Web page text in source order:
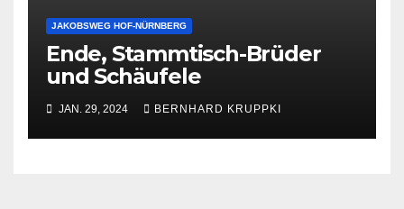
JAKOBSWEG HOF-NÜRNBERG
Ende, Stammtisch-Brüder
und Schäufele
JAN. 29, 2024 BERNHARD KRUPPKI